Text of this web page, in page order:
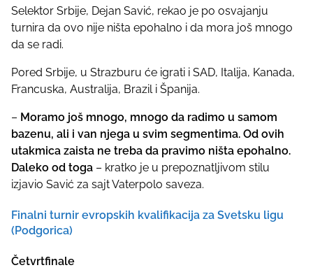
:Selektor Srbije, Dejan Savić, rekao je po osvajanju
turnira da ovo nije ništa epohalno i da mora još mnogo
da se radi.
Pored Srbije, u Strazburu će igrati i SAD, Italija, Kanada,
Francuska, Australija, Brazil i Španija.
– Moramo još mnogo, mnogo da radimo u samom
bazenu, ali i van njega u svim segmentima. Od ovih
utakmica zaista ne treba da pravimo ništa epohalno.
Daleko od toga – kratko je u prepoznatljivom stilu
izjavio Savić za sajt Vaterpolo saveza.
Finalni turnir evropskih kvalifikacija za Svetsku ligu
(Podgorica)
Četvrtfinale